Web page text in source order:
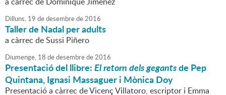
Dilluns, 19 dedesembrede2016
Taller de Nadal per adults
a càrrec de Sussi Piñero
Diumenge, 18 dedesembrede2016
Presentació del llibre:El retorn dels gegantsde Pep
Quintana, Ignasi Massaguer i Mònica Doy
Presentació a càrrec de Vicenç Villatoro, escriptor i Emma